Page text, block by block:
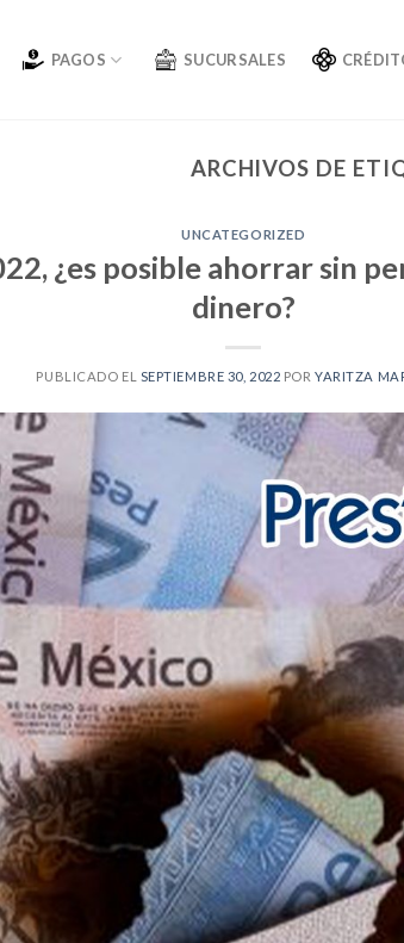
PAGOS SUCURSALES
ARCHIVOS DE
UNCATEGORIZED
¿es posible ahorrar sin
dinero?
PUBLICADO EL SEPTIEMBRE 30, 2022 PORYARITZA